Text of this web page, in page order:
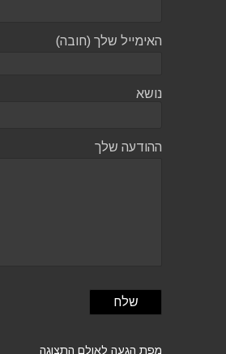
האימייל שלך (חובה)
נושא
ההודעה שלך
מפת הגעה לאולם התצוגה